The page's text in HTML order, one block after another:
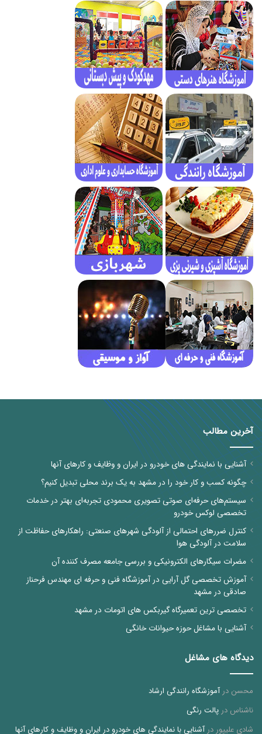
آخرین مطالب
آشنایی با نمایندگی های خودرو در ایران و وظایف و کارهای آنها
چگونه کسب و کار خود را در مشهد به یک برند محلی تبدیل کنیم؟
سیستم‌های حرفه‌ای صوتی تصویری محمودی تجربه‌ای بهتر در خدمات
تخصصی لوکس خودرو
کنترل ضررهای احتمالی از آلودگی شهرهای صنعتی: راهکارهای حفاظت از
سلامت در آلودگی هوا
مضرات سیگارهای الکترونیکی و بررسی جامعه مصرف کننده آن
آموزش تخصصی گل آرایی در آموزشگاه فنی و حرفه ای مهندس فرحناز
صادقی در مشهد
تخصصی ترین تعمیرگاه گیربکس های اتومات در مشهد
آشنایی با مشاغل حوزه حیوانات خانگی
دیدگاه های مشاغل
محسن درآموزشگاه رانندگی ارشاد
ناشناس در پالت رنگی
شادی علیپور درآشنایی با نمایندگی های خودرو در ایران و وظایف و کارهای آنها